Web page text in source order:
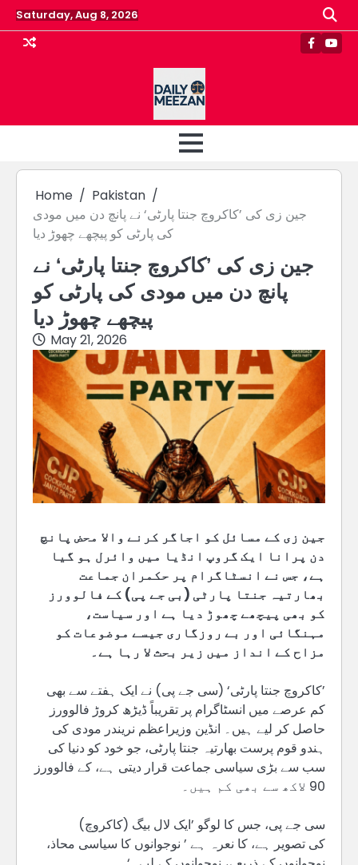
Skip
to
content
Saturday, Aug 8, 2026
Home
Pakistan
جین زی کی ’کاکروچ جنتا پارٹی‘ نے پانچ دن میں مودی
کی پارٹی کو پیچھے چھوڑ دیا
جین زی کی ’کاکروچ جنتا پارٹی‘ نے
پانچ دن میں مودی کی پارٹی کو
پیچھے چھوڑ دیا
May 21, 2026
جین زی کے مسائل کو اجاگر کرنے والا محض پانچ
دن پرانا ایک گروپ انڈیا میں وائرل ہو گیا
ہے، جس نے انسٹاگرام پر حکمران جماعت
بھارتیہ جنتا پارٹی (بی جے پی) کے فالوورز
کو بھی پیچھے چھوڑ دیا ہے اور سیاست،
مہنگائی اور بے روزگاری جیسے موضوعات کو
مزاح کے انداز میں زیر بحث لا رہا ہے۔
’کاکروچ جنتا پارٹی‘ (سی جے پی) نے ایک ہفتے سے بھی
کم عرصے میں انسٹاگرام پر تقریباً ڈیڑھ کروڑ فالوورز
حاصل کر لیے ہیں۔ انڈین وزیراعظم نریندر مودی کی
ہندو قوم پرست بھارتیہ جنتا پارٹی، جو خود کو دنیا کی
سب سے بڑی سیاسی جماعت قرار دیتی ہے، کے فالوورز
90 لاکھ سے بھی کم ہیں۔
سی جے پی، جس کا لوگو ’ایک لال بیگ (کاکروچ)
کی تصویر ہے، کا نعرہ ہے ’ نوجوانوں کا سیاسی محاذ،